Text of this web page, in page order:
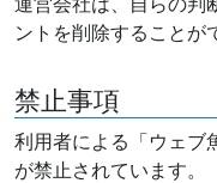
運営会社は、自らの判
ントを削除することが
禁止事項
利用者による「ウェブ
が禁止されています。